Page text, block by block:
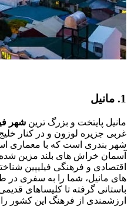
1. مانیل
مانیل پایتخت و بزرگ ‌ترین شهر
غربی جزیره لوزون و در کنار
شهر بندری است که با معماری
آسمان ‌خراش‌ های بلند مزین
اقتصادی و فرهنگی فیلیپین
های مانیل، شما را به سفری در
باستانی گرفته تا کلیساهای
ارزشمندی از فرهنگ این کشور